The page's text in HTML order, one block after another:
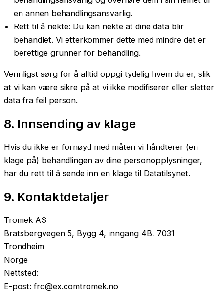
en annen behandlingsansvarlig.
Rett til å nekte: Du kan nekte at dine data blir
behandlet. Vi etterkommer dette med mindre det er
berettige grunner for behandling.
Vennligst sørg for å alltid oppgi tydelig hvem du er, slik
at vi kan være sikre på at vi ikke modifiserer eller sletter
data fra feil person.
8. Innsending av klage
Hvis du ikke er fornøyd med måten vi håndterer (en
klage på) behandlingen av dine personopplysninger,
har du rett til å sende inn en klage til Datatilsynet.
9. Kontaktdetaljer
Tromek AS
Bratsbergvegen 5, Bygg 4, inngang 4B, 7031
Trondheim
Norge
Nettsted:
E-post: fro@ex.comtromek.no